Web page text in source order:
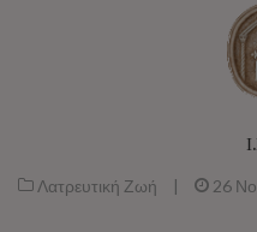
Λατρευτική Ζωή | 26